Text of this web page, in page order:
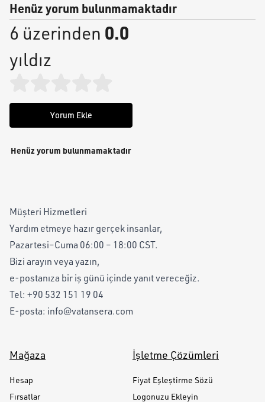
Henüz yorum bulunmamaktadır
6 üzerinden 0.0
yıldız
Yorum Ekle
Henüz yorum bulunmamaktadır
Müşteri Hizmetleri
Yardım etmeye hazır gerçek insanlar,
Pazartesi–Cuma 06:00 – 18:00 CST.
Bizi arayın veya yazın,
e-postanıza bir iş günü içinde yanıt vereceğiz.
Tel: +90 532 151 19 04
E-posta: info@vatansera.com
Mağaza
Hesap
Fırsatlar
İşletme Çözümleri
Fiyat Eşleştirme Sözü
Logonuzu Ekleyin